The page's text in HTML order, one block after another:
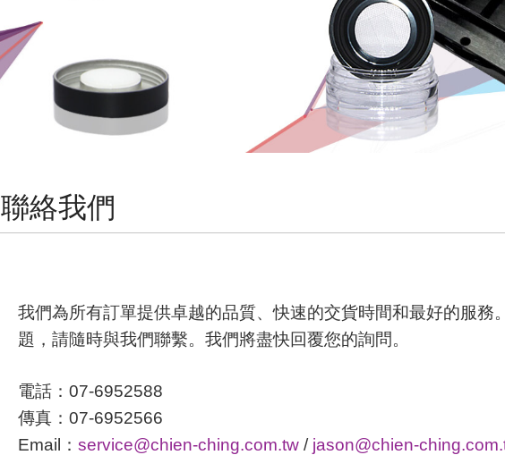
聯絡我們
我們為所有訂單提供卓越的品質、快速的交貨時間和最好的服務
題，請隨時與我們聯繫。我們將盡快回覆您的詢問。
電話：07-6952588
傳真：07-6952566
Email： service@chien-ching.com.tw/ jason@chien-